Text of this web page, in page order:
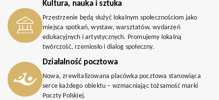
Kultura, nauka i sztuka
Przestrzenie będą służyć lokalnym społecznościom jako
miejsca spotkań, wystaw, warsztatów, wydarzeń
edukacyjnych i artystycznych. Promujemy lokalną
twórczość, rzemiosło i dialog społeczny.
Działalność pocztowa
Nowa, zrewitalizowana placówka pocztowa stanowiąca
serce każdego obiektu – wzmacniając tożsamość marki
Poczty Polskiej.